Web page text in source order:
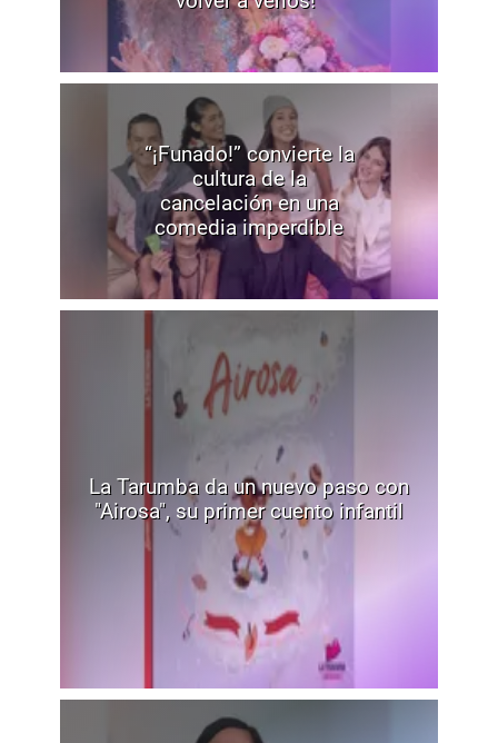
“¡Funado!” convierte la
cultura de la
cancelación en una
comedia imperdible
La Tarumba da un nuevo paso con
"Airosa", su primer cuento infantil